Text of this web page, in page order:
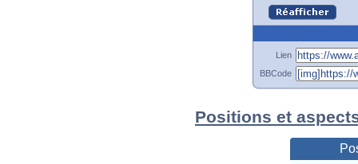
Lien
BBCode
Positions et